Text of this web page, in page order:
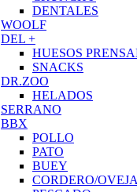
DENTALES
WOOLF
DEL +
HUESOS
SNACKS
DR.ZOO
HELADOS
SERRANO
BBX
POLLO
PATO
BUEY
CORDERO/